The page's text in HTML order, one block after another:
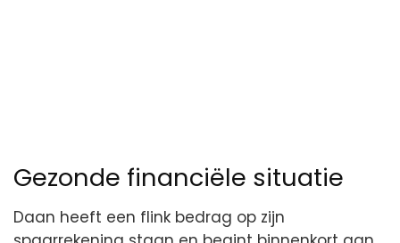
Gezonde financiële situatie
Daan heeft een flink bedrag op zijn